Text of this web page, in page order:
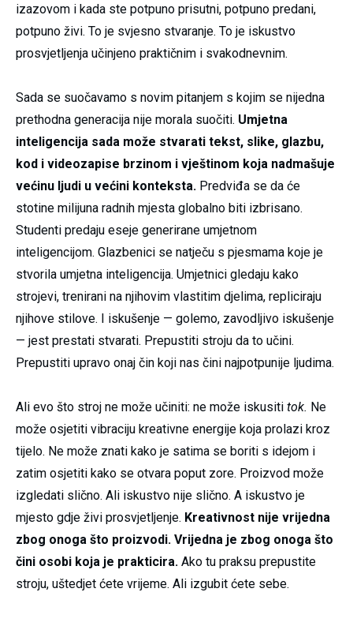
izazovom i kada ste potpuno prisutni, potpuno predani,
potpuno živi. To je svjesno stvaranje. To je iskustvo
prosvjetljenja učinjeno praktičnim i svakodnevnim.
Sada se suočavamo s novim pitanjem s kojim se nijedna
prethodna generacija nije morala suočiti. Umjetna
inteligencija sada može stvarati tekst, slike, glazbu,
kod i videozapise brzinom i vještinom koja nadmašuje
većinu ljudi u većini konteksta. Predviđa se da će
stotine milijuna radnih mjesta globalno biti izbrisano.
Studenti predaju eseje generirane umjetnom
inteligencijom. Glazbenici se natječu s pjesmama koje je
stvorila umjetna inteligencija. Umjetnici gledaju kako
strojevi, trenirani na njihovim vlastitim djelima, repliciraju
njihove stilove. I iskušenje — golemo, zavodljivo iskušenje
— jest prestati stvarati. Prepustiti stroju da to učini.
Prepustiti upravo onaj čin koji nas čini najpotpunije ljudima.
Ali evo što stroj ne može učiniti: ne može iskusiti tok. Ne
može osjetiti vibraciju kreativne energije koja prolazi kroz
tijelo. Ne može znati kako je satima se boriti s idejom i
zatim osjetiti kako se otvara poput zore. Proizvod može
izgledati slično. Ali iskustvo nije slično. A iskustvo je
mjesto gdje živi prosvjetljenje. Kreativnost nije vrijedna
zbog onoga što proizvodi. Vrijedna je zbog onoga što
čini osobi koja je prakticira. Ako tu praksu prepustite
stroju, uštedjet ćete vrijeme. Ali izgubit ćete sebe.